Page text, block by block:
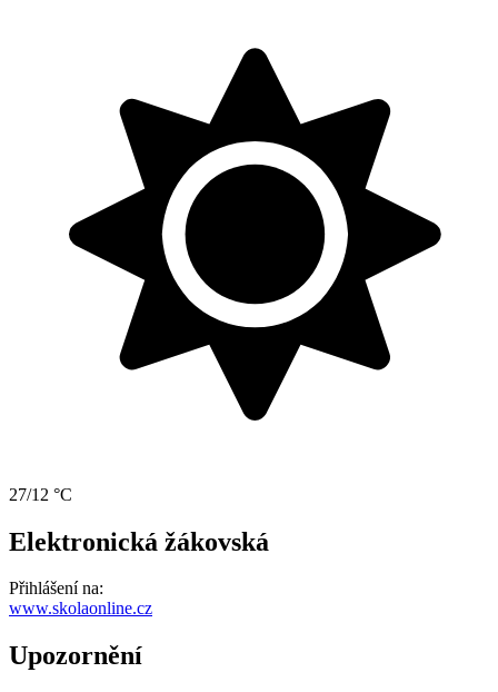
27/12 °C
Elektronická žákovská
Přihlášení na:
www.skolaonline.cz
Upozornění